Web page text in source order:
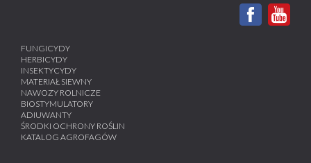
FUNGICYDY
HERBICYDY
INSEKTYCYDY
MATERIAŁ SIEWNY
NAWOZY ROLNICZE
BIOSTYMULATORY
ADIUWANTY
ŚRODKI OCHRONY ROŚLIN
KATALOG AGROFAGÓW